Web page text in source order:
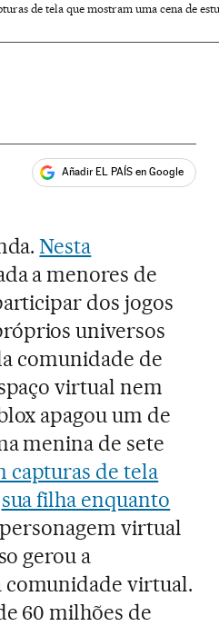
de tela que mostram uma cena de
Añadir EL PAÍS en Google
Nesta
a menores de
dos jogos
universos
comunidade de
virtual nem
apagou um de
menina de sete
capturas de tela
sua filha enquanto
virtual
gerou a
comunidade virtual.
60 milhões de